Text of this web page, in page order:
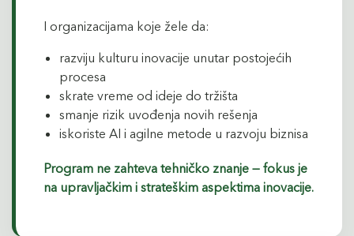
I organizacijama koje žele da:
razviju kulturu inovacije unutar postojećih
procesa
skrate vreme od ideje do tržišta
smanje rizik uvođenja novih rešenja
iskoriste AI i agilne metode u razvoju biznisa
Program ne zahteva tehničko znanje — fokus je
na upravljačkim i strateškim aspektima inovacije.